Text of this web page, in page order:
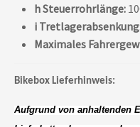
h Steuerrohrlänge:
i
Maximales
Bikebox Lieferhinweis:
Aufgrund von anhaltenden